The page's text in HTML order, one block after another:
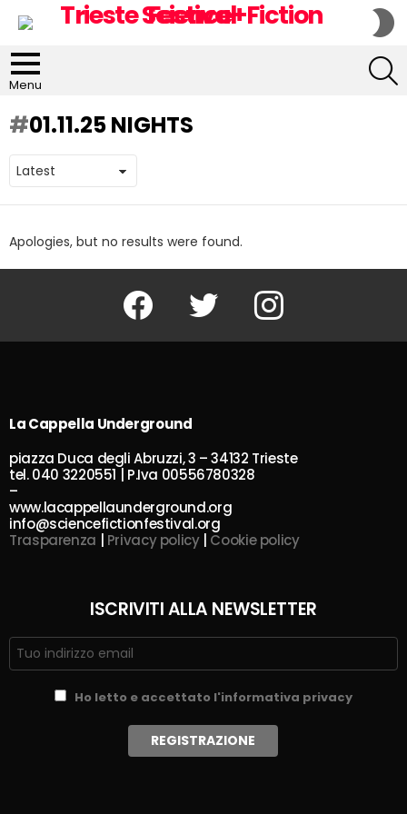
Menu
01.11.25 NIGHTS
Apologies, but no results were found.
Facebook Twitter Instagram
La Cappella Underground
piazza Duca degli Abruzzi, 3 – 34132 Trieste
tel. 040 3220551 | P.Iva 00556780328
–
www.lacappellaunderground.org
info@sciencefictionfestival.org
Trasparenza
Privacy policy| Cookie policy
ISCRIVITI ALLA NEWSLETTER
Ho letto e accettato l'informativa privacy